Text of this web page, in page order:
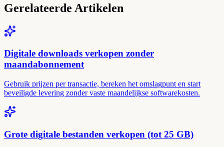
Gerelateerde Artikelen
Digitale downloads verkopen zonder
maandabonnement
Gebruik prijzen per transactie, bereken het omslagpunt en start
beveiligde levering zonder vaste maandelijkse softwarekosten.
Grote digitale bestanden verkopen (tot 25 GB)